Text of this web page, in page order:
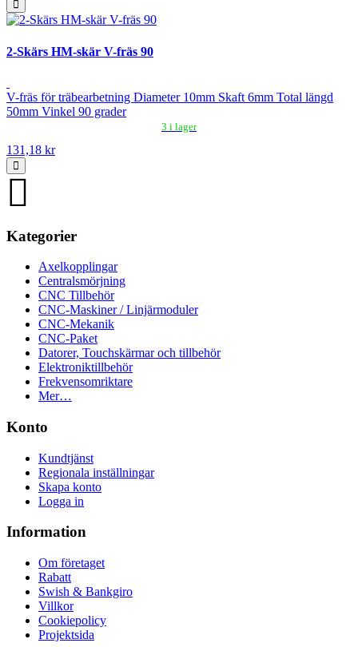
2-Skärs HM-skär V-fräs 90
V-fräs för träbearbetning Diameter 10mm Skaft 6mm Total längd
50mm Vinkel 90 grader
3 i lager
131,18 kr
Kategorier
Axelkopplingar
Centralsmörjning
CNC Tillbehör
CNC-Maskiner / Linjärmoduler
CNC-Mekanik
CNC-Paket
Datorer, Touchskärmar och tillbehör
Elektroniktillbehör
Frekvensomriktare
Mer…
Konto
Kundtjänst
Regionala inställningar
Skapa konto
Logga in
Information
Om företaget
Rabatt
Swish & Bankgiro
Villkor
Cookiepolicy
Projektsida